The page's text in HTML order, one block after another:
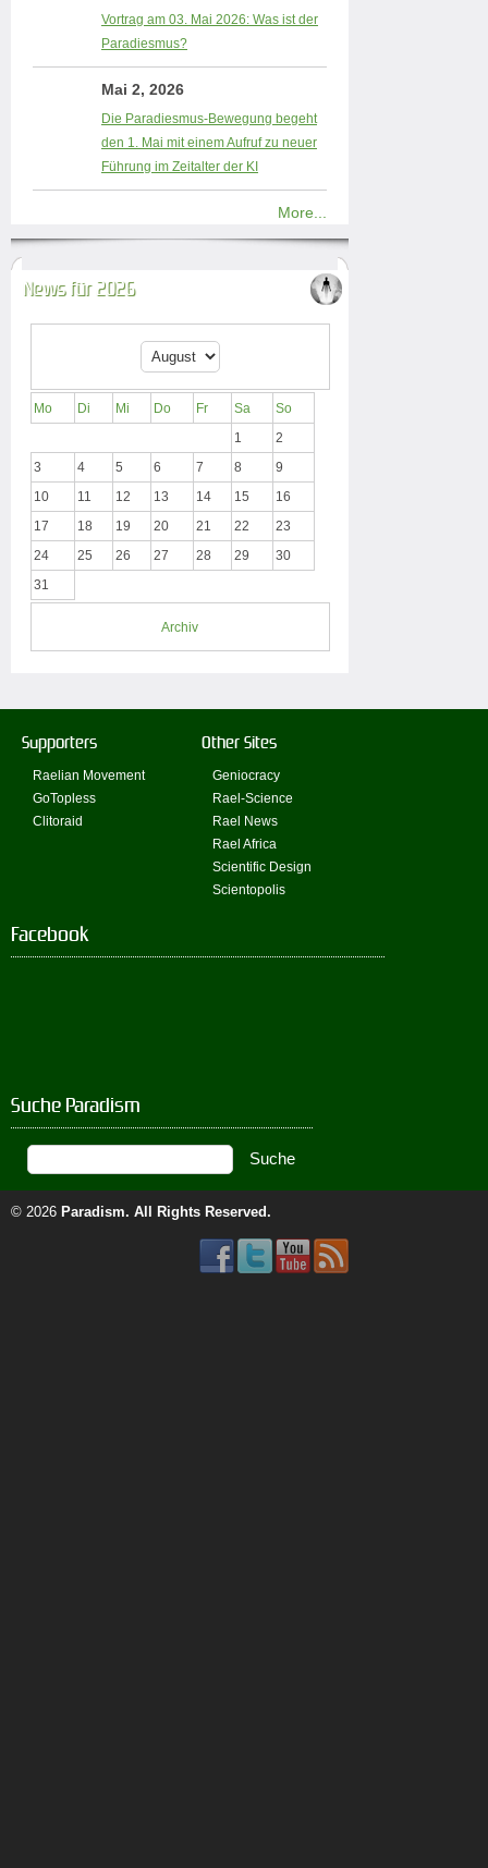
Vortrag am 03. Mai 2026: Was ist der
Paradiesmus?
Mai 2, 2026
Die Paradiesmus-Bewegung begeht
den 1. Mai mit einem Aufruf zu neuer
Führung im Zeitalter der KI
More...
News für 2026
Mo Di Mi Do Fr Sa
So
1
2
3
4 5 6 7 8
9
10
11 12 13 14 15
16
17
18 19 20 21 22
23
24
25 26 27 28 29
30
31
Archiv
Supporters
Raelian Movement
GoTopless
Clitoraid
Other Sites
Geniocracy
Rael-Science
Rael News
Rael Africa
Scientific Design
Scientopolis
Facebook
Suche Paradism
© 2026 Paradism. All Rights Reserved.